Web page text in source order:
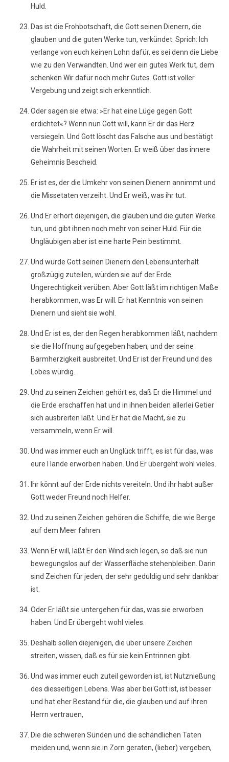
Huld.
Das ist die Frohbotschaft, die Gott seinen Dienern, die
glauben und die guten Werke tun, verkündet. Sprich: Ich
verlange von euch keinen Lohn dafür, es sei denn die Liebe
wie zu den Verwandten. Und wer ein gutes Werk tut, dem
schenken Wir dafür noch mehr Gutes. Gott ist voller
Vergebung und zeigt sich erkenntlich.
Oder sagen sie etwa: »Er hat eine Lüge gegen Gott
erdichtet«? Wenn nun Gott will, kann Er dir das Herz
versiegeln. Und Gott löscht das Falsche aus und bestätigt
die Wahrheit mit seinen Worten. Er weiß über das innere
Geheimnis Bescheid.
Er ist es, der die Umkehr von seinen Dienern annimmt und
die Missetaten verzeiht. Und Er weiß, was ihr tut.
Und Er erhört diejenigen, die glauben und die guten Werke
tun, und gibt ihnen noch mehr von seiner Huld. Für die
Ungläubigen aber ist eine harte Pein bestimmt.
Und würde Gott seinen Dienern den Lebensunterhalt
großzügig zuteilen, würden sie auf der Erde
Ungerechtigkeit verüben. Aber Gott läßt im richtigen Maße
herabkommen, was Er will. Er hat Kenntnis von seinen
Dienern und sieht sie wohl.
Und Er ist es, der den Regen herabkommen läßt, nachdem
sie die Hoffnung aufgegeben haben, und der seine
Barmherzigkeit ausbreitet. Und Er ist der Freund und des
Lobes würdig.
Und zu seinen Zeichen gehört es, daß Er die Himmel und
die Erde erschaffen hat und in ihnen beiden allerlei Getier
sich ausbreiten läßt. Und Er hat die Macht, sie zu
versammeln, wenn Er will.
Und was immer euch an Unglück trifft, es ist für das, was
eure I lande erworben haben. Und Er übergeht wohl vieles.
Ihr könnt auf der Erde nichts vereiteln. Und ihr habt außer
Gott weder Freund noch Helfer.
Und zu seinen Zeichen gehören die Schiffe, die wie Berge
auf dem Meer fahren.
Wenn Er will, läßt Er den Wind sich legen, so daß sie nun
bewegungslos auf der Wasserfläche stehenbleiben. Darin
sind Zeichen für jeden, der sehr geduldig und sehr dankbar
ist.
Oder Er läßt sie untergehen für das, was sie erworben
haben. Und Er übergeht wohl vieles.
Deshalb sollen diejenigen, die über unsere Zeichen
streiten, wissen, daß es für sie kein Entrinnen gibt.
Und was immer euch zuteil geworden ist, ist Nutznießung
des diesseitigen Lebens. Was aber bei Gott ist, ist besser
und hat eher Bestand für die, die glauben und auf ihren
Herrn vertrauen,
Die die schweren Sünden und die schändlichen Taten
meiden und, wenn sie in Zorn geraten, (lieber) vergeben,